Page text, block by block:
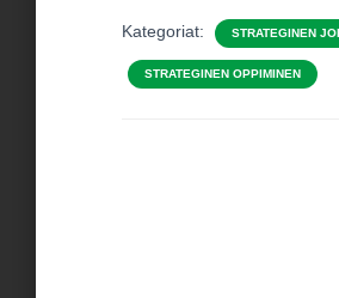
Kategoriat: STRATEGINEN
STRATEGINEN OPPIMINEN